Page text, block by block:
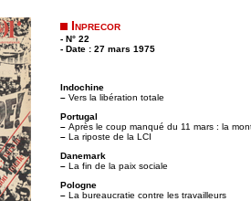
Inprecor
- N° 22
- Date : 27 mars 1975
Indochine
– Vers la libération totale
Portugal
– Après le coup manqué du 11 mars : la
– La riposte de la LCI
Danemark
– La fin de la paix sociale
Pologne
– La bureaucratie contre les travailleurs